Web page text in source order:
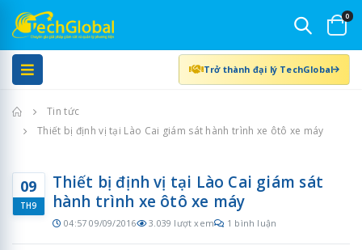
0
Trở thành đại lý TechGlobal
Trang chủ
Tin tức
Thiết bị định vị tại Lào Cai giám sát hành trình xe ôtô xe máy
09
TH9
Thiết bị định vị tại Lào Cai giám sát
hành trình xe ôtô xe máy
04:57 09/09/2016 3.039 lượt xem 1 bình luận